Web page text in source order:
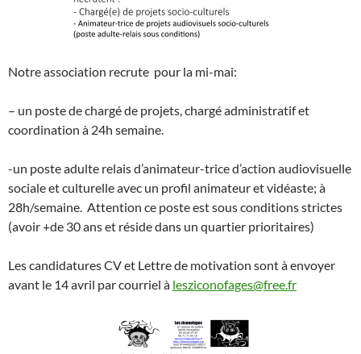
Notre association recrute pour la mi-mai:
– un poste de chargé de projets, chargé administratif et
coordination à 24h semaine.
-un poste adulte relais d’animateur-trice d’action audiovisuelle
sociale et culturelle avec un profil animateur et vidéaste; à
28h/semaine. Attention ce poste est sous conditions strictes
(avoir +de 30 ans et réside dans un quartier prioritaires)
Les candidatures CV et Lettre de motivation sont à envoyer
avant le 14 avril par courriel à lesziconofages@free.fr